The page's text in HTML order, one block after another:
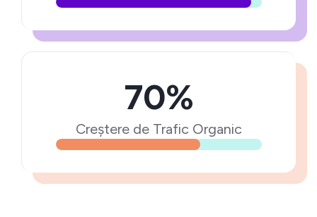
70%
Creștere de Trafic Organic